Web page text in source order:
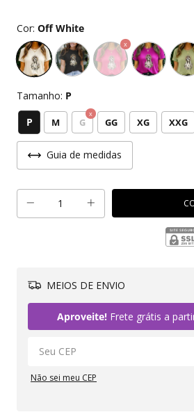
Cor: Off White
Tamanho: P
P M G GG XG XXG
Guia de medidas
MEIOS DE ENVIO
Aproveite!Frete grátis a
Não sei meu CEP